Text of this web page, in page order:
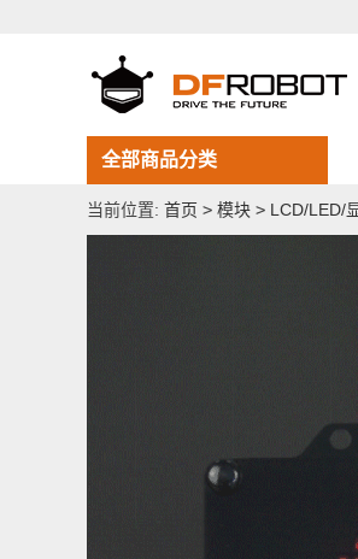
全部商品分类
当前位置: 首页 > 模块 > LCD/LED/